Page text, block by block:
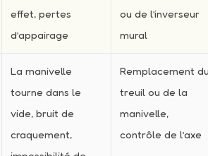
effet, pertes
d’appairage
ou de l’inverseur
mural
La manivelle
tourne dans le
vide, bruit de
craquement,
Remplacement
treuil ou de la
manivelle,
contrôle de l’axe